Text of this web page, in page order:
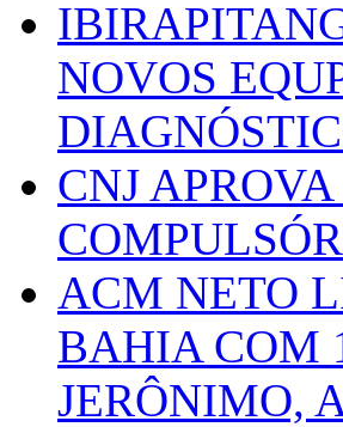
NOVOS
CNJ
ACM NETO
BAHIA COM
JERÔNIMO,